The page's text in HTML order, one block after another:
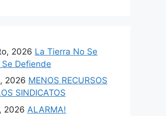
2026 La Tierra No Se
Defiende
2026 MENOS RECURSOS
SINDICATOS
2026 ALARMA!